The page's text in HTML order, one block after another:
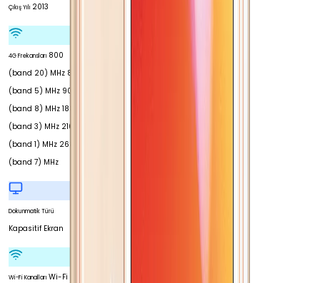
Çıkış Yılı 2013
4G Frekansları 800
(band 20) MHz 850
(band 5) MHz 900
(band 8) MHz 1800
(band 3) MHz 2100
(band 1) MHz 2600
(band 7) MHz
Dokunmatik Türü
Kapasitif Ekran
Wi-Fi Kanalları Wi-Fi 4